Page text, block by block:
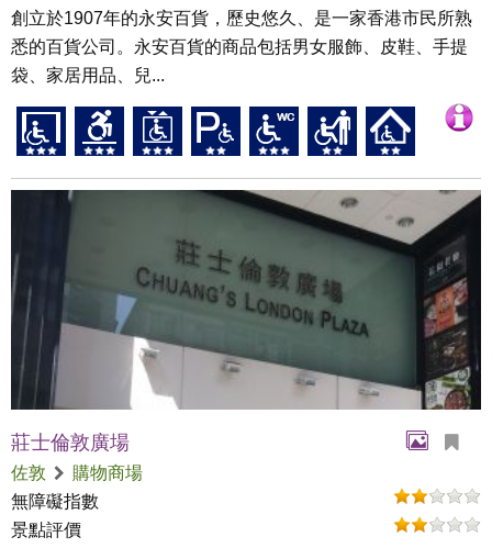
創立於1907年的永安百貨，歷史悠久、是一家香港市民所熟
悉的百貨公司。永安百貨的商品包括男女服飾、皮鞋、手提
袋、家居用品、兒...
莊士倫敦廣場
佐敦
購物商場
無障礙指數
景點評價